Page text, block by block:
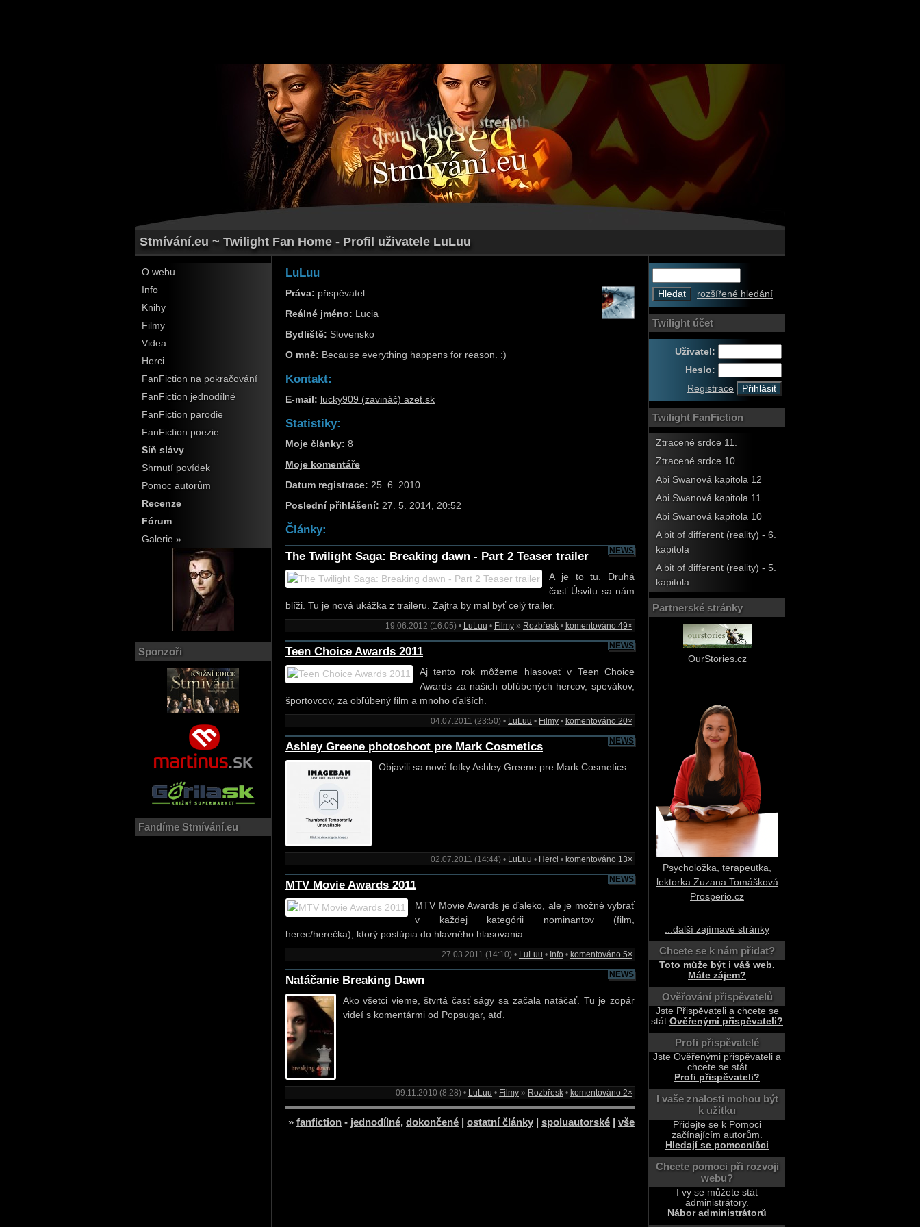
Stmívání.eu ~ Twilight Fan Home - Profil uživatele LuLuu
O webu
Info
Knihy
Filmy
Videa
Herci
FanFiction na pokračování
FanFiction jednodílné
FanFiction parodie
FanFiction poezie
Síň slávy
Shrnutí povídek
Pomoc autorům
Recenze
Fórum
Galerie »
Sponzoři
Fandíme Stmívání.eu
LuLuu
Práva: přispěvatel
Reálné jméno: Lucia
Bydliště: Slovensko
O mně: Because everything happens for reason. :)
Kontakt:
E-mail: lucky909 (zavináč) azet.sk
Statistiky:
Moje články: 8
Moje komentáře
Datum registrace: 25. 6. 2010
Poslední přihlášení: 27. 5. 2014, 20:52
Články:
NEWS
The Twilight Saga: Breaking dawn - Part 2 Teaser trailer
A je to tu. Druhá
časť Úsvitu sa nám
blíži. Tu je nová ukážka z traileru. Zajtra by mal byť celý trailer.
19.06.2012 (16:05) • LuLuu • Filmy » Rozbřesk • komentováno 49×
NEWS
Teen Choice Awards 2011
Aj tento rok môžeme hlasovať v Teen Choice
Awards za našich obľúbených hercov, spevákov,
športovcov, za obľúbený film a mnoho ďalších.
04.07.2011 (23:50) • LuLuu • Filmy • komentováno 20×
NEWS
Ashley Greene photoshoot pre Mark Cosmetics
Objavili sa nové fotky Ashley Greene pre Mark Cosmetics.
02.07.2011 (14:44) • LuLuu • Herci • komentováno 13×
NEWS
MTV Movie Awards 2011
MTV Movie Awards je ďaleko, ale je možné vybrať
v každej kategórii nominantov (film,
herec/herečka), ktorý postúpia do hlavného hlasovania.
27.03.2011 (14:10) • LuLuu • Info • komentováno 5×
NEWS
Natáčanie Breaking Dawn
Ako všetci vieme, štvrtá časť ságy sa začala natáčať. Tu je zopár
videí s komentármi od Popsugar, atď.
09.11.2010 (8:28) • LuLuu • Filmy » Rozbřesk • komentováno 2×
» fanfiction - jednodílné, dokončené | ostatní články | spoluautorské | vše
rozšířené hledání
Twilight účet
Uživatel:
Heslo:
Registrace
Twilight FanFiction
Ztracené srdce 11.
Ztracené srdce 10.
Abi Swanová kapitola 12
Abi Swanová kapitola 11
Abi Swanová kapitola 10
A bit of different (reality) - 6.
kapitola
A bit of different (reality) - 5.
kapitola
Partnerské stránky
OurStories.cz
Psycholožka, terapeutka,
lektorka Zuzana Tomášková
Prosperio.cz
...další zajímavé stránky
Chcete se k nám přidat?
Toto může být i váš web.
Máte zájem?
Ověřování přispěvatelů
Jste Přispěvateli a chcete se
stát Ověřenými přispěvateli?
Profi přispěvatelé
Jste Ověřenými přispěvateli a
chcete se stát
Profi přispěvateli?
I vaše znalosti mohou být
k užitku
Přidejte se k Pomoci
začínajícím autorům.
Hledají se pomocníčci
Chcete pomoci při rozvoji
webu?
I vy se můžete stát
administrátory.
Nábor administrátorů